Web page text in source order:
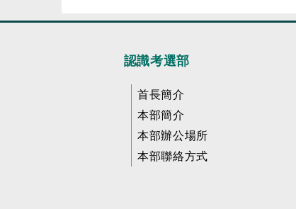
認識考選部
首長簡介
本部簡介
本部辦公場所
本部聯絡方式